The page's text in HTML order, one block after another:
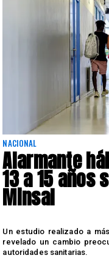
NACIONAL
Alarmante
13 a 15 años
Minsal
Un estudio realizado a
revelado un cambio
autoridades sanitarias.